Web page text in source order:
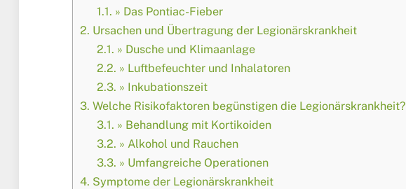
1.1. » Das Pontiac-Fieber
2. Ursachen und Übertragung der Legionärskrankheit
2.1. » Dusche und Klimaanlage
2.2. » Luftbefeuchter und Inhalatoren
2.3. » Inkubationszeit
3. Welche Risikofaktoren begünstigen die Legionärskrankheit?
3.1. » Behandlung mit Kortikoiden
3.2. » Alkohol und Rauchen
3.3. » Umfangreiche Operationen
4. Symptome der Legionärskrankheit